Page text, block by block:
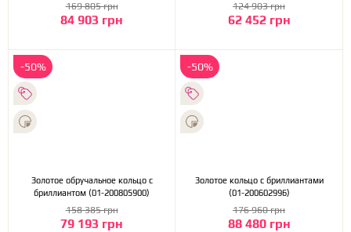
84 903 грн
169 805 грн
62 452 грн
124 903 грн
-50%
Золотое обручальное кольцо с
бриллиантом (01-200805900)
79 193 грн
158 385 грн
-50%
Золотое кольцо с бриллиантами
(01-200602996)
88 480 грн
176 960 грн